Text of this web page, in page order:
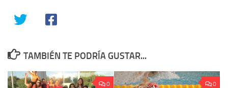
TAMBIÉN TE PODRÍA GUSTAR...
0 0